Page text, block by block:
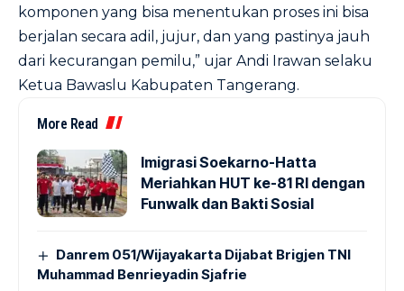
komponen yang bisa menentukan proses ini bisa
berjalan secara adil, jujur, dan yang pastinya jauh
dari kecurangan pemilu,” ujar Andi Irawan selaku
Ketua Bawaslu Kabupaten Tangerang.
More Read
Imigrasi Soekarno-Hatta
Meriahkan HUT ke-81 RI dengan
Funwalk dan Bakti Sosial
Danrem 051/Wijayakarta Dijabat Brigjen TNI
Muhammad Benrieyadin Sjafrie